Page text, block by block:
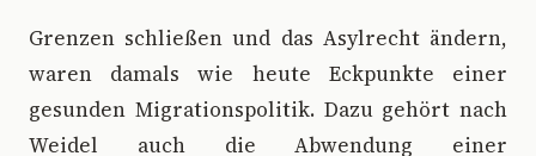
Grenzen schließen und das Asylrecht ändern,
waren damals wie heute Eckpunkte einer
gesunden Migrationspolitik. Dazu gehört nach
Weidel auch die Abwendung einer